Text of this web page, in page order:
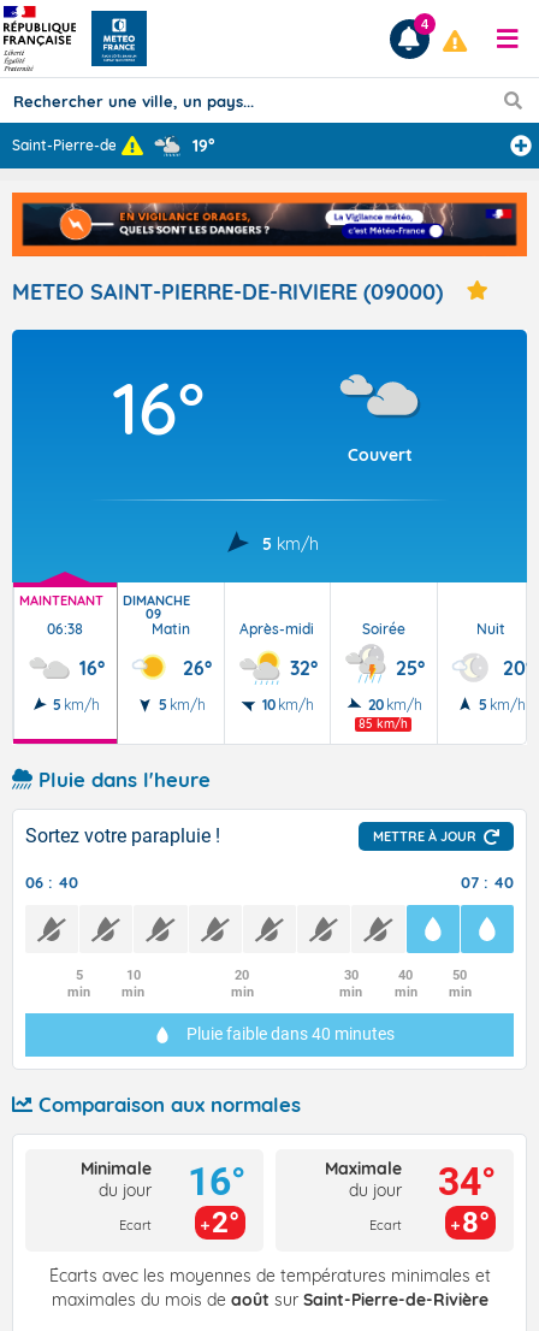
Prévisions
TOUS LES RÉSULTATS
Articles
4
Saint-Pierre-de ... 19°
METEO SAINT-PIERRE-DE-RIVIERE (09000)
16°
Couvert
5 km/h
MAINTENANT
06:38
16°
5 km/h
DIMANCHE
09
Matin
26°
5 km/h
Après-midi
32°
10 km/h
Soirée
25°
20 km/h
85 km/h
Nuit
20°
5 km/h
Pluie dans l'heure
Sortez votre parapluie ! METTRE À JOUR
06 : 40 07 : 40
5
min
10
min
20
min
30
min
40
min
50
min
Pluie faibledans 40 minutes
Comparaison aux normales
Minimale
du jour
Ecart
16°
2°
Maximale
du jour
Ecart
34°
8°
Écarts avec les moyennes de températures minimales et
maximales du mois de août sur Saint-Pierre-de-Rivière